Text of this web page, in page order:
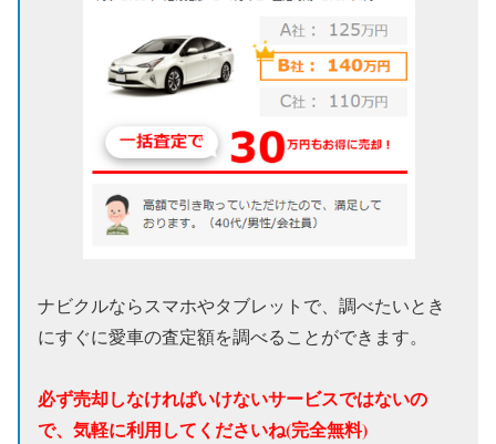
ナビクルならスマホやタブレットで、調べたいとき
にすぐに愛車の査定額を調べることができます。
必ず売却しなければいけないサービスではないの
で、気軽に利用してくださいね(完全無料)